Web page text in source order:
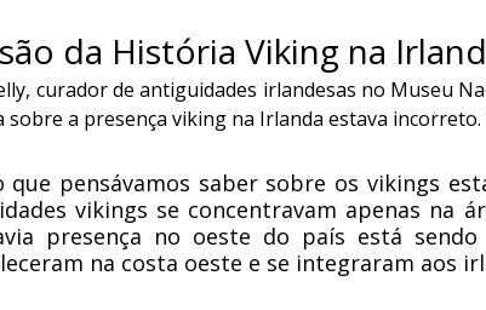
da História Viking na
curador de antiguidades irlandesas no Museu
sobre a presença viking na Irlanda estava incorreto.
que pensávamos saber sobre os vikings
vikings se concentravam apenas na
presença no oeste do país está
na costa oeste e se integraram aos